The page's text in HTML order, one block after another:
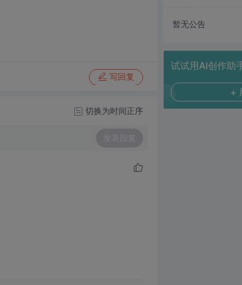
写回复
切换为时间正序
发表回复
暂无公告
试试用AI创作助
+